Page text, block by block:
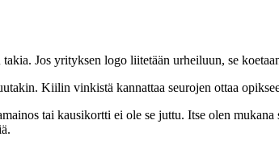
Jos yrityksen logo liitetään urheiluun, se
Kiilin vinkistä kannattaa seurojen ottaa
tai kausikortti ei ole se juttu. Itse olen mukana